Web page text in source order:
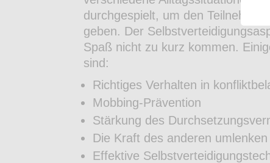
durchgespielt, um den
geben. Der
Spaß nicht zu kurz kommen.
sind:
Richtiges Verhalten in
Mobbing-Prävention
Stärkung des
Die Kraft des anderen umlenken
Effektive